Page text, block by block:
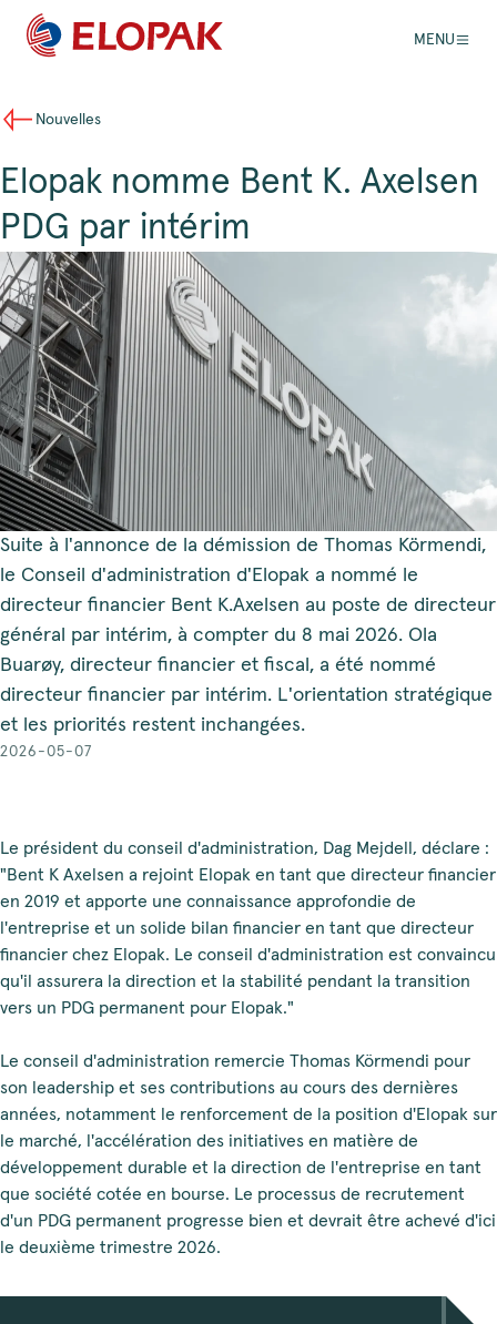
MENU
Nouvelles
Elopak nomme Bent K. Axelsen
PDG par intérim
Suite à l'annonce de la démission de Thomas Körmendi,
le Conseil d'administration d'Elopak a nommé le
directeur financier Bent K.Axelsen au poste de directeur
général par intérim, à compter du 8 mai 2026. Ola
Buarøy, directeur financier et fiscal, a été nommé
directeur financier par intérim. L'orientation stratégique
et les priorités restent inchangées.
2026-05-07
Le président du conseil d'administration, Dag Mejdell, déclare :
"Bent K Axelsen a rejoint Elopak en tant que directeur financier
en 2019 et apporte une connaissance approfondie de
l'entreprise et un solide bilan financier en tant que directeur
financier chez Elopak. Le conseil d'administration est convaincu
qu'il assurera la direction et la stabilité pendant la transition
vers un PDG permanent pour Elopak."
Le conseil d'administration remercie Thomas Körmendi pour
son leadership et ses contributions au cours des dernières
années, notamment le renforcement de la position d'Elopak sur
le marché, l'accélération des initiatives en matière de
développement durable et la direction de l'entreprise en tant
que société cotée en bourse. Le processus de recrutement
d'un PDG permanent progresse bien et devrait être achevé d'ici
le deuxième trimestre 2026.